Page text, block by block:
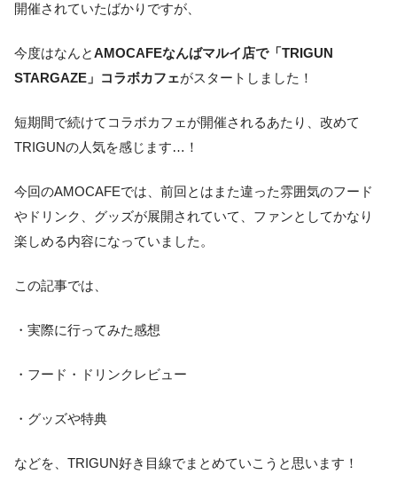
開催されていたばかりですが、
今度はなんとAMOCAFEなんばマルイ店で「TRIGUN
STARGAZE」コラボカフェがスタートしました！
短期間で続けてコラボカフェが開催されるあたり、改めて
TRIGUNの人気を感じます…！
今回のAMOCAFEでは、前回とはまた違った雰囲気のフード
やドリンク、グッズが展開されていて、ファンとしてかなり
楽しめる内容になっていました。
この記事では、
・実際に行ってみた感想
・フード・ドリンクレビュー
・グッズや特典
などを、TRIGUN好き目線でまとめていこうと思います！